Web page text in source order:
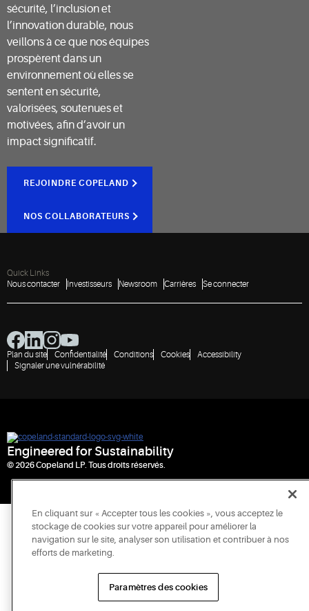
sécurité, l’inclusion et
l’innovation durable, nous
veillons à ce que nos équipes
prospèrent dans un
environnement où elles se
sentent en sécurité,
valorisées, soutenues et
motivées, afin d’avoir un
impact significatif.
REJOINDRE COPELAND
NOS COLLABORATEURS
Quick Links
Nous contacter
Investisseurs Newsroom Carrières Se connecter
Plan du site Confidentialité Conditions Cookies
Accessibility
Signaler une vulnérabilité
Engineered for Sustainability
© 2026 Copeland LP. Tous droits réservés.
En cliquant sur « Accepter tous les cookies », vous acceptez le
stockage de cookies sur votre appareil pour améliorer la
navigation sur le site, analyser son utilisation et contribuer à nos
efforts de marketing.
Paramètres des cookies